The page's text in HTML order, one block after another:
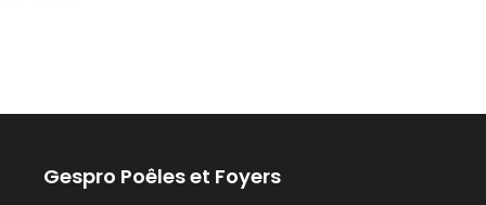
Gespro Poêles et Foyers